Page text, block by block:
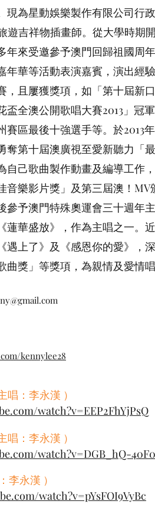
參予澳門回歸祖國周年文藝晚
演嘉賓，演出經驗豐富。此外
「第十屆新口岸流行曲歌唱大
」冠軍及最具台風獎、「
年擁有第一首個人原創作品
受歡迎歌手獎」獎項，除歌手
生起跑線》MV獲聲音與影像大
「最佳動畫MV獎」，作品大
肩》、澳門回歸祖國二十週年
感動人心的歌曲《再與你相擁
澳廣視至愛新聽力「樂迷至愛
kennylee28
唱：李永漢 ）
唱：李永漢 ）
watch?v=DGB_hQ-
李永漢 ）
watch?v=pYsFOI9VyBc
現為星動娛樂製作有限公司行
遊吉祥物插畫師。從大學時期
年來受邀參予澳門回歸祖國周
年華等活動表演嘉賓，演出經
，且屢獲獎項，如「第十屆新
盃全澳公開歌唱大賽2013」冠
賽區最後十強選手等。於2013
奪第十屆澳廣視至愛新聽力「
自己歌曲製作動畫及編導工作
音樂影片獎」及第三屆澳！MV
參予澳門特殊奧運會三十週年
蓮華盛放》，作為主唱之一。
遇上了》及《感恩你的愛》，
曲獎」等獎項，為親情及愛情唱
kennylee28
唱：李永漢 ）
watch?v=EEP2FhYjPsQ
唱：李永漢 ）
watch?v=DGB_hQ-40F0
李永漢 ）
watch?v=pYsFOI9VyBc